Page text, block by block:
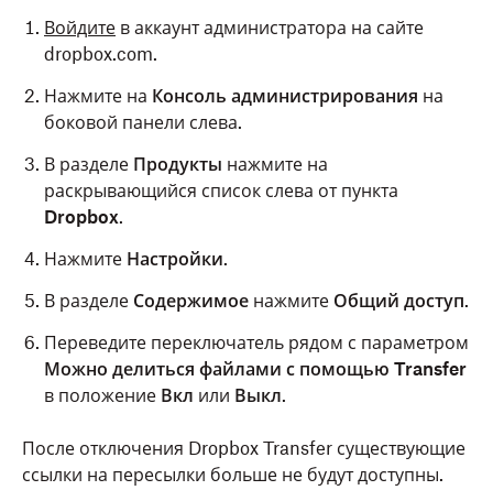
Войдите в аккаунт администратора на сайте
dropbox.com.
Нажмите на Консоль администрирования на
боковой панели слева.
В разделе Продукты нажмите на
раскрывающийся список слева от пункта
Dropbox.
Нажмите Настройки.
В разделе Содержимое нажмите Общий доступ.
Переведите переключатель рядом с параметром
Можно делиться файлами с помощью Transfer
в положение Вкл или Выкл.
После отключения Dropbox Transfer существующие
ссылки на пересылки больше не будут доступны.